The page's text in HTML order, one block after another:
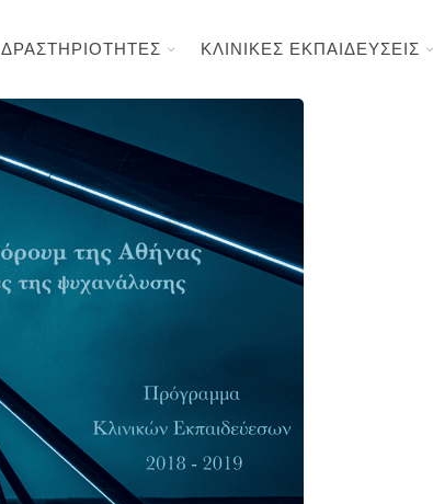
ΔΡΑΣΤΗΡΙΟΤΗΤΕΣ ΚΛΙΝΙΚΕΣ ΕΚΠΑΙΔΕΥΣΕΙΣ